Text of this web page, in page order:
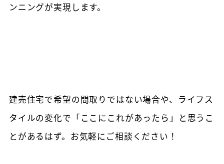
ンニングが実現します。
建売住宅で希望の間取りではない場合や、ライフス
タイルの変化で「ここにこれがあったら」と思うこ
とがあるはず。お気軽にご相談ください！